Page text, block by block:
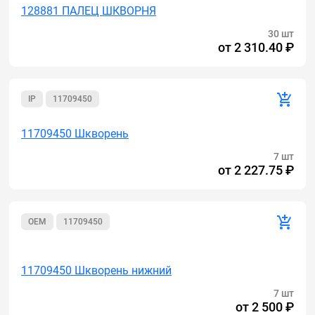
128881 ПАЛЕЦ ШКВОРНЯ
30 шт
от2 310.40 ₽
IP 11709450
11709450 Шкворень
7 шт
от2 227.75 ₽
OEM 11709450
11709450 Шкворень нижний
7 шт
от2 500 ₽